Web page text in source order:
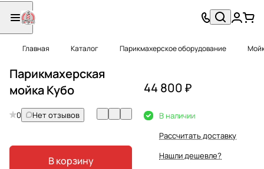
Главная Каталог Парикмахерское оборудование
Парикмахерская
мойка Кубо
0 Нет отзывов
В корзину
44 800 ₽
В наличии
Рассчитать доставку
Нашли дешевле?